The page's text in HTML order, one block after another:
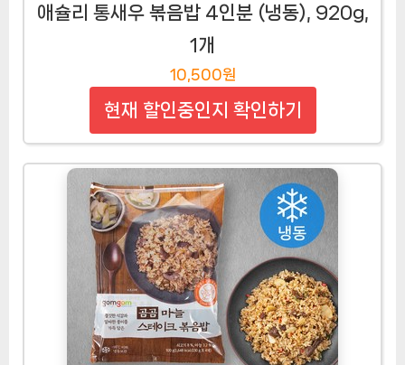
애슐리 통새우 볶음밥 4인분 (냉동), 920g,
1개
10,500원
현재 할인중인지 확인하기